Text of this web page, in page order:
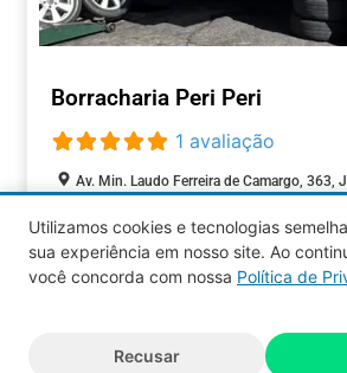
Borracharia Peri Peri
1 avaliação
Av. Min. Laudo Ferreira de Camargo, 363,
AUTOMOTIVOS
reservados.
Utilizamos cookies e tecnologias
sua experiência em nosso site. Ao
você concorda com nossa Política de
Recusar